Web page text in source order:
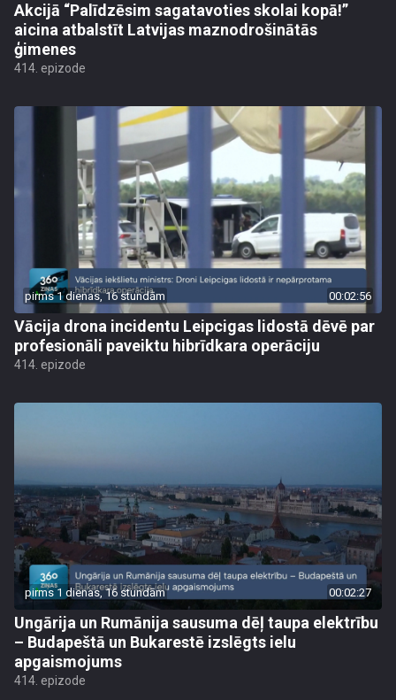
Akcijā “Palīdzēsim sagatavoties skolai kopā!”
aicina atbalstīt Latvijas maznodrošinātās
ģimenes
414. epizode
pirms 1 dienas, 16 stundām 00:02:56
Vācija drona incidentu Leipcigas lidostā dēvē par
profesionāli paveiktu hibrīdkara operāciju
414. epizode
pirms 1 dienas, 16 stundām 00:02:27
Ungārija un Rumānija sausuma dēļ taupa elektrību
– Budapeštā un Bukarestē izslēgts ielu
apgaismojums
414. epizode